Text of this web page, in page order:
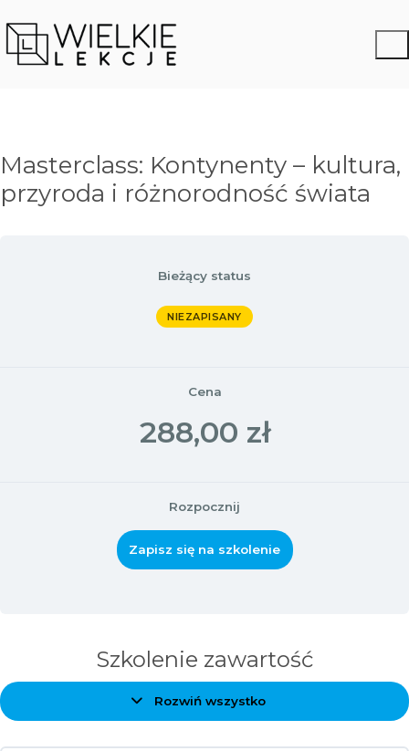
Masterclass: Kontynenty – kultura,
przyroda i różnorodność świata
Bieżący status
NIEZAPISANY
Cena
288,00 zł
Rozpocznij
Zapisz się na szkolenie
Szkolenie zawartość
Rozwiń wszystko
Zagadnienia